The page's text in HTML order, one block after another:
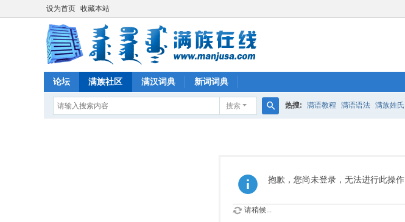
设为首页 收藏本站
论坛 满族社区 满汉词典 新词词典
搜索 热搜: 满语教程 满语语法 满族姓氏
抱歉，您尚未登录，无法进行此操作
请稍候...